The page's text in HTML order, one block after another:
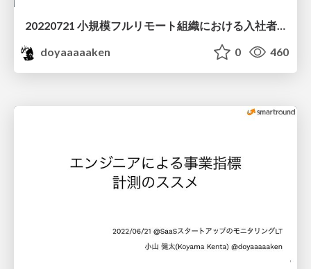
20220721 小規模フルリモート組織における入社者オンボーディング設計
doyaaaaaken
0 460